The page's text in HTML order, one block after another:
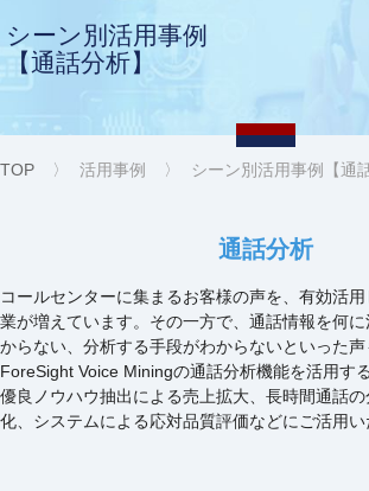
シーン別活用事例
【通話分析】
TOP 活用事例 シーン別活用事例【通
通話分析
コールセンターに集まるお客様の声を、有効活
業が増えています。その一方で、通話情報を何
からない、分析する手段がわからないといった声
ForeSight Voice Miningの通話分析機能を活用す
優良ノウハウ抽出による売上拡大、長時間通話
化、システムによる応対品質評価などにご活用い